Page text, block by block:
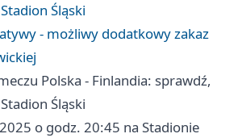
Śląski
- możliwy dodatkowy zakaz
Polska - Finlandia: sprawdź,
Śląski
o godz. 20:45 na Stadionie